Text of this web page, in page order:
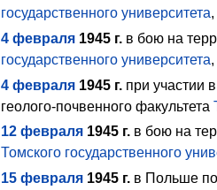
государственного университета,
4 февраля 1945г.в бою на
государственного университета,
4 февраля 1945г.при участии
геолого-почвенного факультета
12 февраля 1945г.в бою на
Томского государственного
15 февраля 1945г.в Польше